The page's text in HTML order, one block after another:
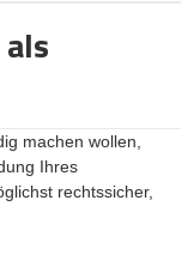
viele
noch immer
und
als Gesellschaft die
zur Gründung
werden, weil junge
machen wollen,
Ihres
rechtssicher,